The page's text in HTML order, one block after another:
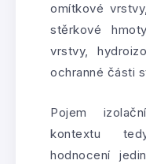
omítkové
stěrkové
vrstvy,
ochranné části
Pojem
kontextu
hodnocení